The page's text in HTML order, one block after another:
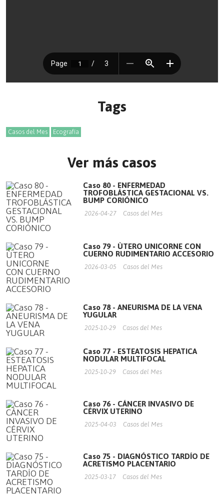
Tags
Casos del Mes Ecografía
Ver más casos
Caso 80 - ENFERMEDAD
TROFOBLÁSTICA GESTACIONAL VS.
BUMP CORIÓNICO
2026-04-27 Casos del Mes
Caso 79 - ÙTERO UNICORNE CON
CUERNO RUDIMENTARIO ACCESORIO
2026-03-05 Casos del Mes
Caso 78 - ANEURISMA DE LA VENA
YUGULAR
2025-10-29 Casos del Mes
Caso 77 - ESTEATOSIS HEPATICA
NODULAR MULTIFOCAL
2025-10-29 Casos del Mes
Caso 76 - CÁNCER INVASIVO DE
CÉRVIX UTERINO
2025-04-03 Casos del Mes
Caso 75 - DIAGNÓSTICO TARDÍO DE
ACRETISMO PLACENTARIO
2025-03-17 Casos del Mes